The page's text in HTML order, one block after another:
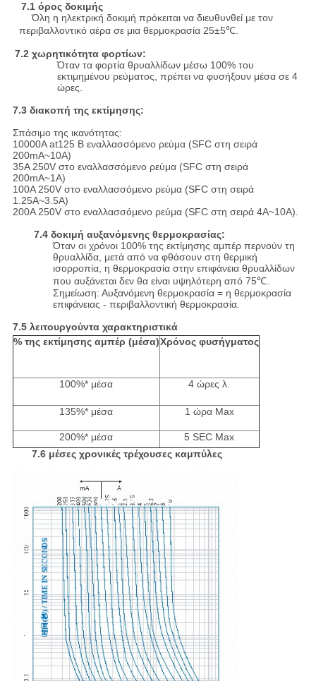
7.1 όρος δοκιμής
Όλη η ηλεκτρική δοκιμή πρόκειται να διευθυνθεί με τον
περιβαλλοντικό αέρα σε μια θερμοκρασία 25±5℃.
7.2 χωρητικότητα φορτίων:
Όταν τα φορτία θρυαλλίδων μέσω 100% του
εκτιμημένου ρεύματος, πρέπει να φυσήξουν μέσα σε 4
ώρες.
7.3 διακοπή της εκτίμησης:
Σπάσιμο της ικανότητας:
10000A at125 Β εναλλασσόμενο ρεύμα (SFC στη σειρά
200mA~10A)
35A 250V στο εναλλασσόμενο ρεύμα (SFC στη σειρά
200mA~1A)
100A 250V στο εναλλασσόμενο ρεύμα (SFC στη σειρά
1.25A~3.5A)
200A 250V στο εναλλασσόμενο ρεύμα (SFC στη σειρά 4A~10A).
7.4 δοκιμή αυξανόμενης θερμοκρασίας:
Όταν οι χρόνοι 100% της εκτίμησης αμπέρ περνούν τη
θρυαλλίδα, μετά από να φθάσουν στη θερμική
ισορροπία, η θερμοκρασία στην επιφάνεια θρυαλλίδων
που αυξάνεται δεν θα είναι υψηλότερη από 75℃.
Σημείωση: Αυξανόμενη θερμοκρασία = η θερμοκρασία
επιφάνειας - περιβαλλοντική θερμοκρασία.
7.5 λειτουργούντα χαρακτηριστικά
% της εκτίμησης αμπέρ (μέσα)Χρόνος φυσήγματος
100%* μέσα 4 ώρες λ.
135%* μέσα 1 ώρα Max
200%* μέσα
5 SEC Max
7.6 μέσες χρονικές τρέχουσες καμπύλες